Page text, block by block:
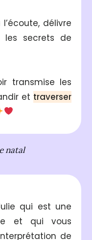
délivre
secrets de
transmise les
et traverser
natal
qui est une
et qui vous
de